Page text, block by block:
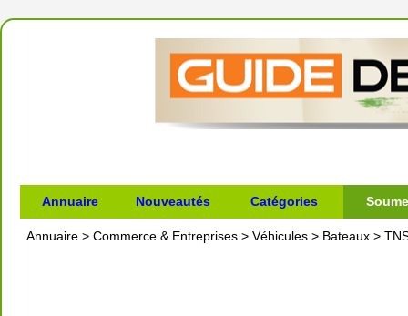
Annuaire Nouveautés Catégories
Annuaire > Commerce & Entreprises > Véhicules > Bateaux >